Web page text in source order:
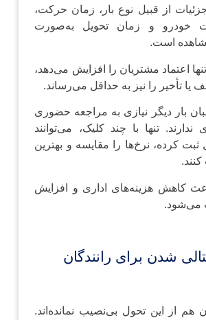
از قبیل نوع بار، زمان حرکت،
خودرو و زمان تحویل به‌صورت
است.
اعتماد مشتریان را افزایش می‌دهد،
یا تأخیر را نیز به حداقل می‌رساند.
بار دیگر نیازی به مراجعه حضوری
ندارند. تنها با چند کلیک، می‌توانند
کرده، نرخ‌ها را مقایسه و بهترین
کنند.
کاهش هزینه‌های اداری و افزایش
می‌شود.
شدن برای رانندگان
هم از این تحول بی‌نصیب نمانده‌اند.